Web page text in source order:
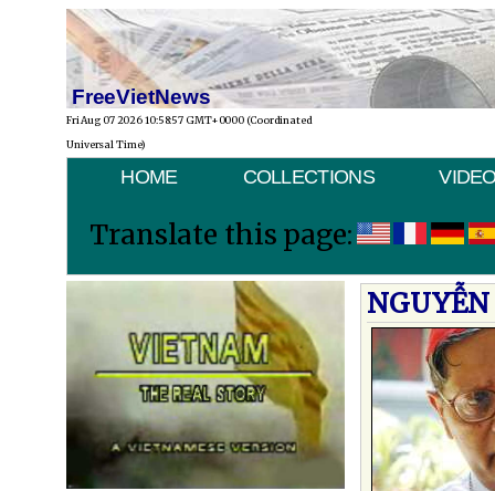
FreeVietNews
Fri Aug 07 2026 10:58:57 GMT+0000 (Coordinated
Universal Time)
HOME COLLECTIONS
Translate this page: